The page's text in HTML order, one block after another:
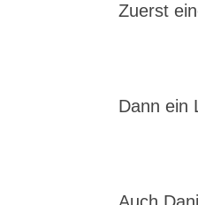
Zuerst
Dann ein